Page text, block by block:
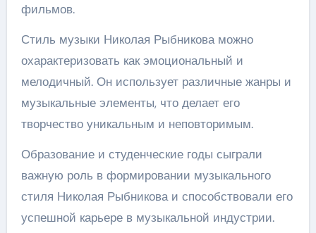
фильмов.
Стиль музыки Николая Рыбникова можно
охарактеризовать как эмоциональный и
мелодичный. Он использует различные жанры и
музыкальные элементы, что делает его
творчество уникальным и неповторимым.
Образование и студенческие годы сыграли
важную роль в формировании музыкального
стиля Николая Рыбникова и способствовали его
успешной карьере в музыкальной индустрии.